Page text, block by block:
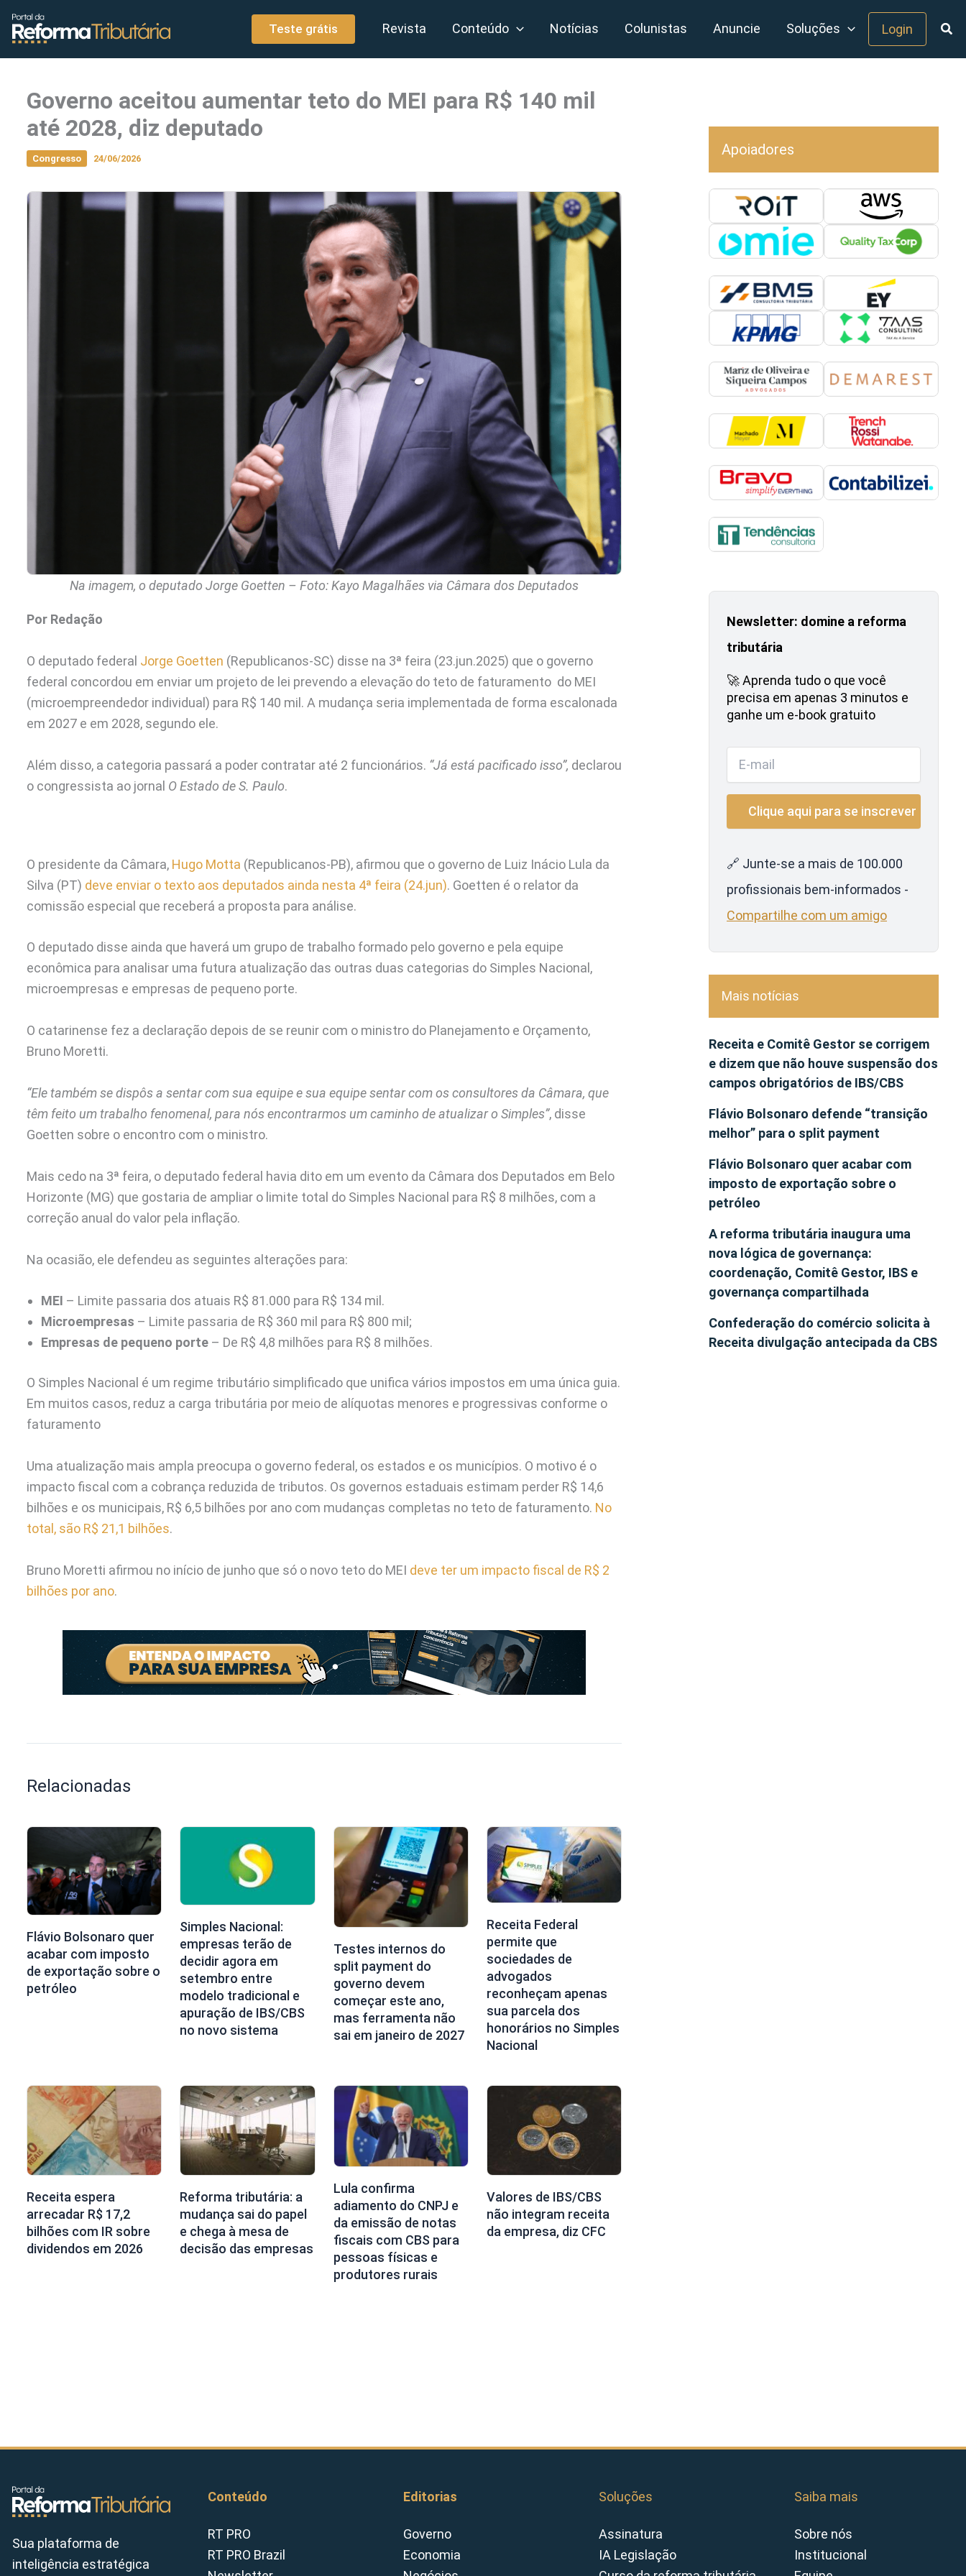
conteúdo
Teste grátis Revista Conteúdo Notícias Colunistas Anuncie Soluções Login
Governo aceitou aumentar teto do MEI para R$ 140 mil
até 2028, diz deputado
Congresso 24/06/2026
Na imagem, o deputado Jorge Goetten – Foto: Kayo Magalhães via Câmara dos Deputados
Por Redação
O deputado federal Jorge Goetten (Republicanos-SC) disse na 3ª feira (23.jun.2025) que o governo
federal concordou em enviar um projeto de lei prevendo a elevação do teto de faturamento do MEI
(microempreendedor individual) para R$ 140 mil. A mudança seria implementada de forma escalonada
em 2027 e em 2028, segundo ele.
Além disso, a categoria passará a poder contratar até 2 funcionários. “Já está pacificado isso”, declarou
o congressista ao jornal O Estado de S. Paulo.
O presidente da Câmara, Hugo Motta (Republicanos-PB), afirmou que o governo de Luiz Inácio Lula da
Silva (PT) deve enviar o texto aos deputados ainda nesta 4ª feira (24.jun). Goetten é o relator da
comissão especial que receberá a proposta para análise.
O deputado disse ainda que haverá um grupo de trabalho formado pelo governo e pela equipe
econômica para analisar uma futura atualização das outras duas categorias do Simples Nacional,
microempresas e empresas de pequeno porte.
O catarinense fez a declaração depois de se reunir com o ministro do Planejamento e Orçamento,
Bruno Moretti.
“Ele também se dispôs a sentar com sua equipe e sua equipe sentar com os consultores da Câmara, que
têm feito um trabalho fenomenal, para nós encontrarmos um caminho de atualizar o Simples”, disse
Goetten sobre o encontro com o ministro.
Mais cedo na 3ª feira, o deputado federal havia dito em um evento da Câmara dos Deputados em Belo
Horizonte (MG) que gostaria de ampliar o limite total do Simples Nacional para R$ 8 milhões, com a
correção anual do valor pela inflação.
Na ocasião, ele defendeu as seguintes alterações para:
MEI – Limite passaria dos atuais R$ 81.000 para R$ 134 mil.
Microempresas – Limite passaria de R$ 360 mil para R$ 800 mil;
Empresas de pequeno porte – De R$ 4,8 milhões para R$ 8 milhões.
O Simples Nacional é um regime tributário simplificado que unifica vários impostos em uma única guia.
Em muitos casos, reduz a carga tributária por meio de alíquotas menores e progressivas conforme o
faturamento
Uma atualização mais ampla preocupa o governo federal, os estados e os municípios. O motivo é o
impacto fiscal com a cobrança reduzida de tributos. Os governos estaduais estimam perder R$ 14,6
bilhões e os municipais, R$ 6,5 bilhões por ano com mudanças completas no teto de faturamento. No
total, são R$ 21,1 bilhões.
Bruno Moretti afirmou no início de junho que só o novo teto do MEI deve ter um impacto fiscal de R$ 2
bilhões por ano.
Relacionadas
Flávio Bolsonaro quer
acabar com imposto
de exportação sobre o
petróleo
Simples Nacional:
empresas terão de
decidir agora em
setembro entre
modelo tradicional e
apuração de IBS/CBS
no novo sistema
Testes internos do
split payment do
governo devem
começar este ano,
mas ferramenta não
sai em janeiro de 2027
Receita Federal
permite que
sociedades de
advogados
reconheçam apenas
sua parcela dos
honorários no Simples
Nacional
Receita espera
arrecadar R$ 17,2
bilhões com IR sobre
dividendos em 2026
Reforma tributária: a
mudança sai do papel
e chega à mesa de
decisão das empresas
Lula confirma
adiamento do CNPJ e
da emissão de notas
fiscais com CBS para
pessoas físicas e
produtores rurais
Valores de IBS/CBS
não integram receita
da empresa, diz CFC
Apoiadores
Newsletter: domine a reforma
tributária
🚀 Aprenda tudo o que você
precisa em apenas 3 minutos e
ganhe um e-book gratuito
🔗 Junte-se a mais de 100.000
profissionais bem-informados -
Compartilhe com um amigo
Mais notícias
Receita e Comitê Gestor se corrigem
e dizem que não houve suspensão dos
campos obrigatórios de IBS/CBS
Flávio Bolsonaro defende “transição
melhor” para o split payment
Flávio Bolsonaro quer acabar com
imposto de exportação sobre o
petróleo
A reforma tributária inaugura uma
nova lógica de governança:
coordenação, Comitê Gestor, IBS e
governança compartilhada
Confederação do comércio solicita à
Receita divulgação antecipada da CBS
Sua plataforma de
inteligência estratégica
Conteúdo
RT PRO
RT PRO Brazil
Editorias
Governo
Economia
Soluções
Assinatura
IA Legislação
Saiba mais
Sobre nós
Institucional